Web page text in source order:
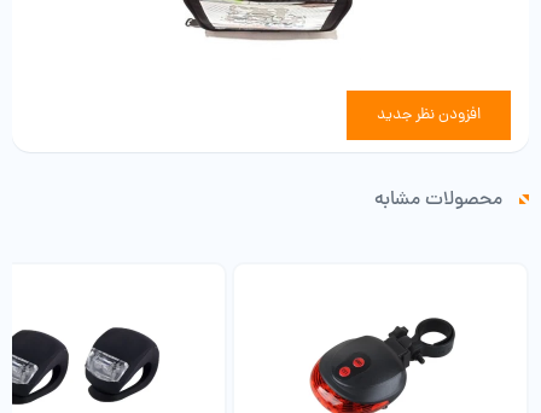
افزودن نظر جدید
محصولات مشابه